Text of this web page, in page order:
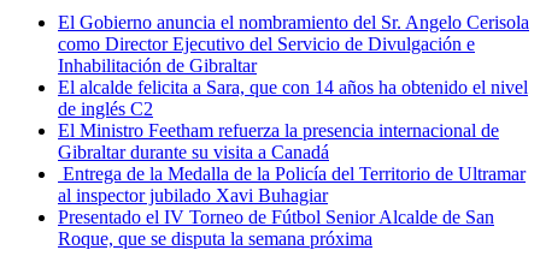
El Gobierno anuncia el nombramiento del Sr. Angelo Cerisola
como Director Ejecutivo del Servicio de Divulgación e
Inhabilitación de Gibraltar
El alcalde felicita a Sara, que con 14 años ha obtenido el nivel
de inglés C2
El Ministro Feetham refuerza la presencia internacional de
Gibraltar durante su visita a Canadá
Entrega de la Medalla de la Policía del Territorio de Ultramar
al inspector jubilado Xavi Buhagiar
Presentado el IV Torneo de Fútbol Senior Alcalde de San
Roque, que se disputa la semana próxima